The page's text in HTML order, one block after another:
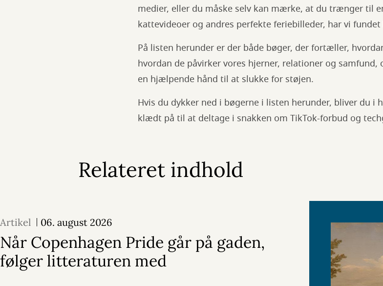
medier, eller du måske selv kan mærke, at du trænger til
kattevideoer og andres perfekte feriebilleder, har vi
På listen herunder er der både bøger, der fortæller,
hvordan de påvirker vores hjerner, relationer og
en hjælpende hånd til at slukke for støjen.
Hvis du dykker ned i bøgerne i listen herunder, bliver du i
klædt på til at deltage i snakken om TikTok-forbud og
Relateret indhold
Artikel 06. august 2026
Når Copenhagen Pride går på gaden,
følger litteraturen med